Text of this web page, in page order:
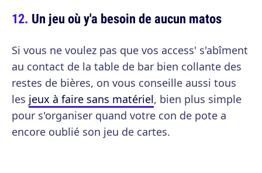
Un jeu où y'a besoin de aucun matos
Si vous ne voulez pas que vos access' s'abîment
au contact de la table de bar bien collante des
restes de bières, on vous conseille aussi tous
les jeux à faire sans matériel, bien plus simple
pour s'organiser quand votre con de pote a
encore oublié son jeu de cartes.